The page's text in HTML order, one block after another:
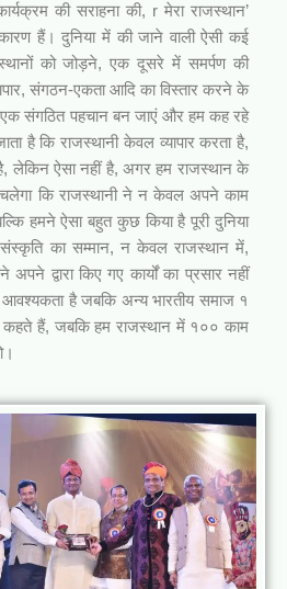
की सराहना की, r मेरा राजस्थान’
हैं। दुनिया में की जाने वाली ऐसी कई
को जोड़ने, एक दूसरे में समर्पण की
संगठन-एकता आदि का विस्तार करने के
एक संगठित पहचान बन जाएं और हम कह रहे
है कि राजस्थानी केवल व्यापार करता है,
लेकिन ऐसा नहीं है, अगर हम राजस्थान के
चलेगा कि राजस्थानी ने न केवल अपने काम
हमने ऐसा बहुत कुछ किया है पूरी दुनिया
संस्कृति का सम्मान, न केवल राजस्थान में,
द्वारा किए गए कार्यों का प्रसार नहीं
है जबकि अन्य भारतीय समाज १
हैं, जबकि हम राजस्थान में १०० काम